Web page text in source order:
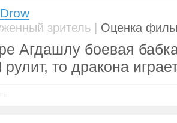
зритель | Оценка
Агдашлу боевая
то дракона